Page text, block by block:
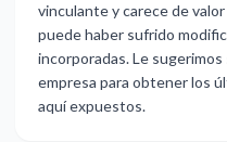
vinculante y carece de
‌puede ‌haber ‌sufrido
‌incorporadas. Le
empresa ‌para obtener los
‌aquí ‌expuestos.